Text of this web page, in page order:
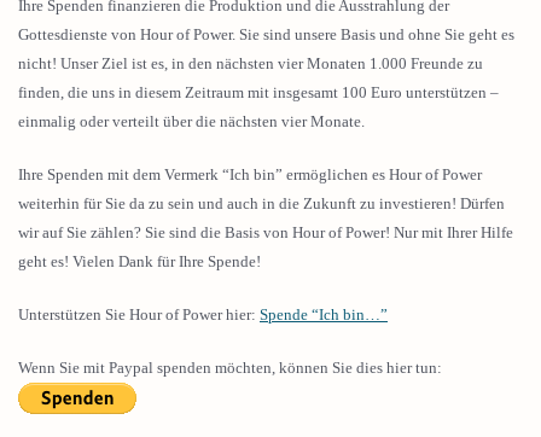
Ihre Spenden finanzieren die Produktion und die Ausstrahlung der
Gottesdienste von Hour of Power. Sie sind unsere Basis und ohne Sie geht es
nicht! Unser Ziel ist es, in den nächsten vier Monaten 1.000 Freunde zu
finden, die uns in diesem Zeitraum mit insgesamt 100 Euro unterstützen –
einmalig oder verteilt über die nächsten vier Monate.
Ihre Spenden mit dem Vermerk “Ich bin” ermöglichen es Hour of Power
weiterhin für Sie da zu sein und auch in die Zukunft zu investieren! Dürfen
wir auf Sie zählen? Sie sind die Basis von Hour of Power! Nur mit Ihrer Hilfe
geht es! Vielen Dank für Ihre Spende!
Unterstützen Sie Hour of Power hier: Spende “Ich bin…”
Wenn Sie mit Paypal spenden möchten, können Sie dies hier tun: